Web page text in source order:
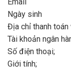
Ngày sinh
Địa chỉ thanh toán
Tài khoản ngân
Số điện thoại;
Giới tính;